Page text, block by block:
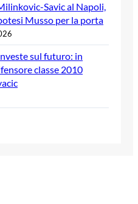
Savic al Napoli,
Musso per la porta
sul futuro: in
classe 2010